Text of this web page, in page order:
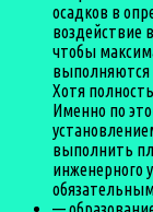
осадков в
воздействие
чтобы
выполняются
Хотя
Именно по
выполнить
инженерного